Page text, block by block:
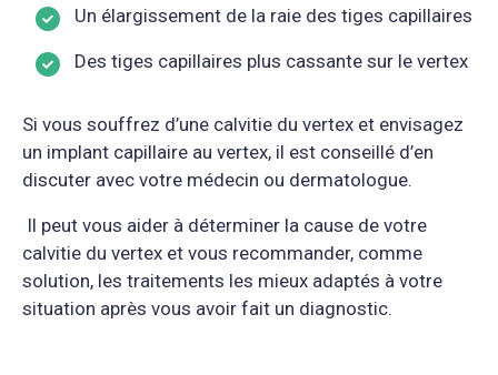
Un élargissement de la raie des tiges capillaires
Des tiges capillaires plus cassante sur le vertex
Si vous souffrez d’une calvitie du vertex et envisagez
un implant capillaire au vertex, il est conseillé d’en
discuter avec votre médecin ou dermatologue.
Il peut vous aider à déterminer la cause de votre
calvitie du vertex et vous recommander, comme
solution, les traitements les mieux adaptés à votre
situation après vous avoir fait un diagnostic.